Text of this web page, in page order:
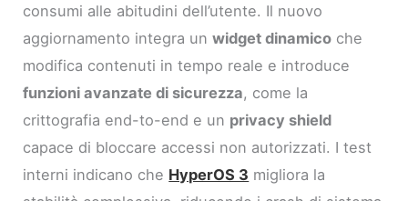
consumi alle abitudini dell’utente. Il nuovo
aggiornamento integra unwidget dinamico che
modifica contenuti in tempo reale e introduce
funzioni avanzate di sicurezza, come la
crittografia end-to-end e un privacy shield
capace di bloccare accessi non autorizzati. I test
interni indicano che HyperOS 3 migliora la